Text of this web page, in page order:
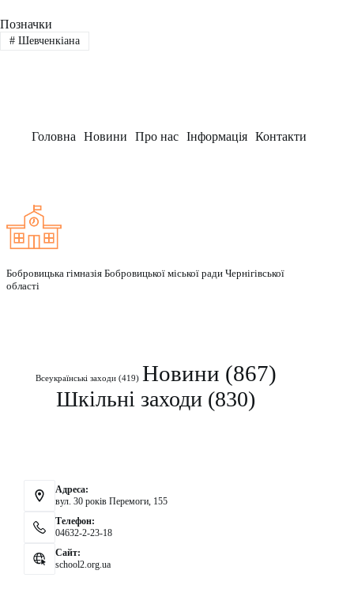
Позначки
#Шевченкіана
Головна Новини Про нас Інформація Контакти
Бобровицька гімназія Бобровицької міської ради Чернігівської
області
Всеукраїнські заходи(419) Новини (867)
Шкільні заходи (830)
Адреса:
вул. 30 років Перемоги, 155
Телефон:
04632-2-23-18
Сайт:
school2.org.ua